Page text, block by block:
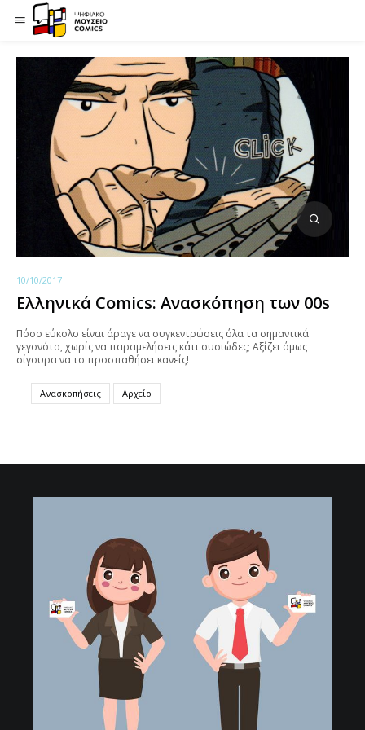
10/10/2017
Ελληνικά Comics: Ανασκόπηση των 00s
Πόσο εύκολο είναι άραγε να συγκεντρώσεις όλα τα σημαντικά
γεγονότα, χωρίς να παραμελήσεις κάτι ουσιώδες; Αξίζει όμως
σίγουρα να το προσπαθήσει κανείς!
Ανασκοπήσεις Αρχείο